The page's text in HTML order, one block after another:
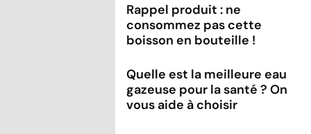
Rappel produit : ne
consommez pas cette
boisson en bouteille !
Quelle est la meilleure eau
gazeuse pour la santé ? On
vous aide à choisir